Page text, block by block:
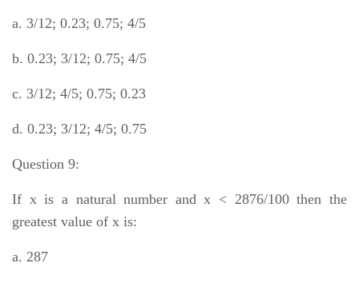
a. 3/12; 0.23; 0.75; 4/5
b. 0.23; 3/12; 0.75; 4/5
c. 3/12; 4/5; 0.75; 0.23
d. 0.23; 3/12; 4/5; 0.75
Question 9:
If x is a natural number and x < 2876/100 then the
greatest value of x is:
a. 287